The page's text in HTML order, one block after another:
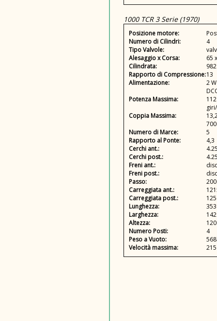
1000 TCR 3 Serie (1970)
Posizione motore:
Numero di Cilindri:
4
Tipo Valvole:
Alesaggio x Corsa:
65
Cilindrata:
Rapporto di Compressione:13
Alimentazione:
2
Potenza Massima:
Coppia Massima:
Numero di Marce:
5
Rapporto al Ponte:
4,3
Cerchi ant.:
Cerchi post.:
Freni ant.:
Freni post.:
Passo:
Carreggiata ant.:
Carreggiata post.:
Lunghezza:
Larghezza:
Altezza:
Numero Posti:
4
Peso a Vuoto:
Velocità massima: